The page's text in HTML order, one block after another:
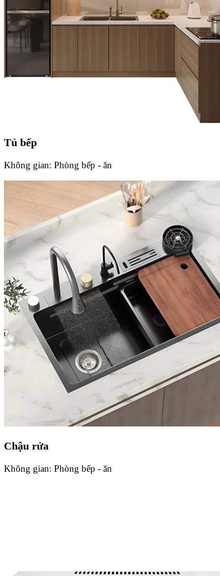
Tủ bếp
Không gian: Phòng bếp - ăn
Chậu rửa
Không gian: Phòng bếp - ăn